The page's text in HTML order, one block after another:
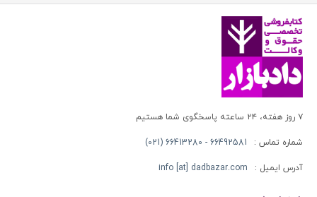
۷ روز هفته، ۲۴ ساعته پاسخگوی شما هستیم
شماره تماس : 66492581 - 66413280 (021)
آدرس ایمیل : info [at] dadbazar.com